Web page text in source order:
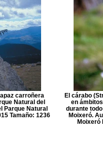
carroñera
Natural del
Parque Natural
Tamaño: 1236
El cárabo
en
durante
Moixeró.
Moixeró